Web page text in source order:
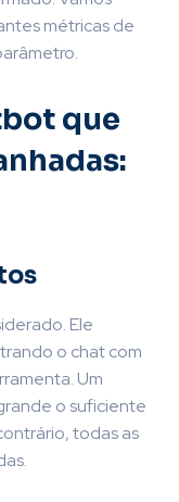
métricas de
que
Ele
o chat com
Um
o suficiente
todas as